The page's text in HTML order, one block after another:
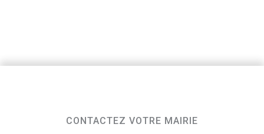
CONTACTEZ VOTRE MAIRIE